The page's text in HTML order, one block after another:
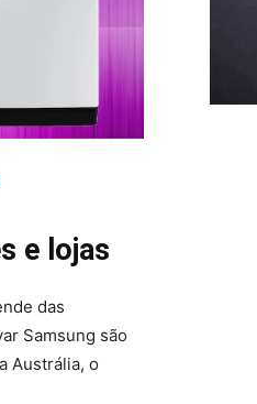
e lojas
das
Samsung são
Austrália, o